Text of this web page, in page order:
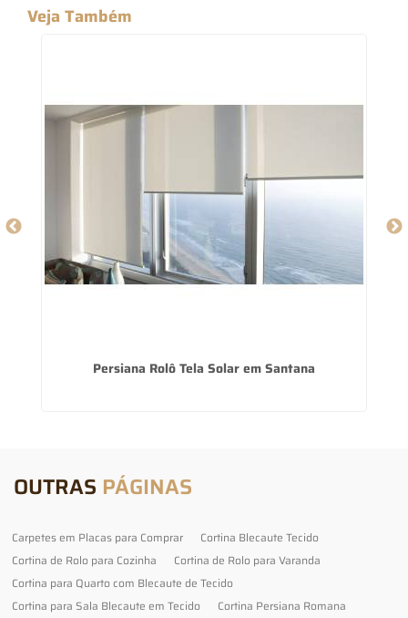
Veja Também
Persiana Rolô Tela Solar em Santana
OUTRAS PÁGINAS
Carpetes em Placas para Comprar
Cortina Blecaute Tecido
Cortina de Rolo para Cozinha
Cortina de Rolo para Varanda
Cortina para Quarto com Blecaute de Tecido
Cortina para Sala Blecaute em Tecido
Cortina Persiana Romana